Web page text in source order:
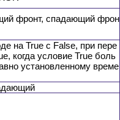
фронт, спадающий фрон
на True с False, при пере
когда условие True боль
установленному време